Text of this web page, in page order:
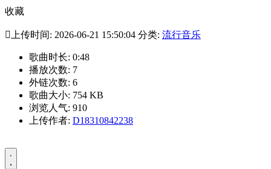
收藏
 上传时间: 2026-06-21 15:50:04 分类: 流行音乐
歌曲时长: 0:48
播放次数: 7
外链次数: 6
歌曲大小: 754 KB
浏览人气: 910
上传作者: D18310842238